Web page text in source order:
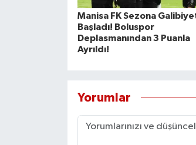
Manisa FK Sezona
Başladı! Boluspor
Deplasmanından 3 Puanla
Ayrıldı!
Yorumlar